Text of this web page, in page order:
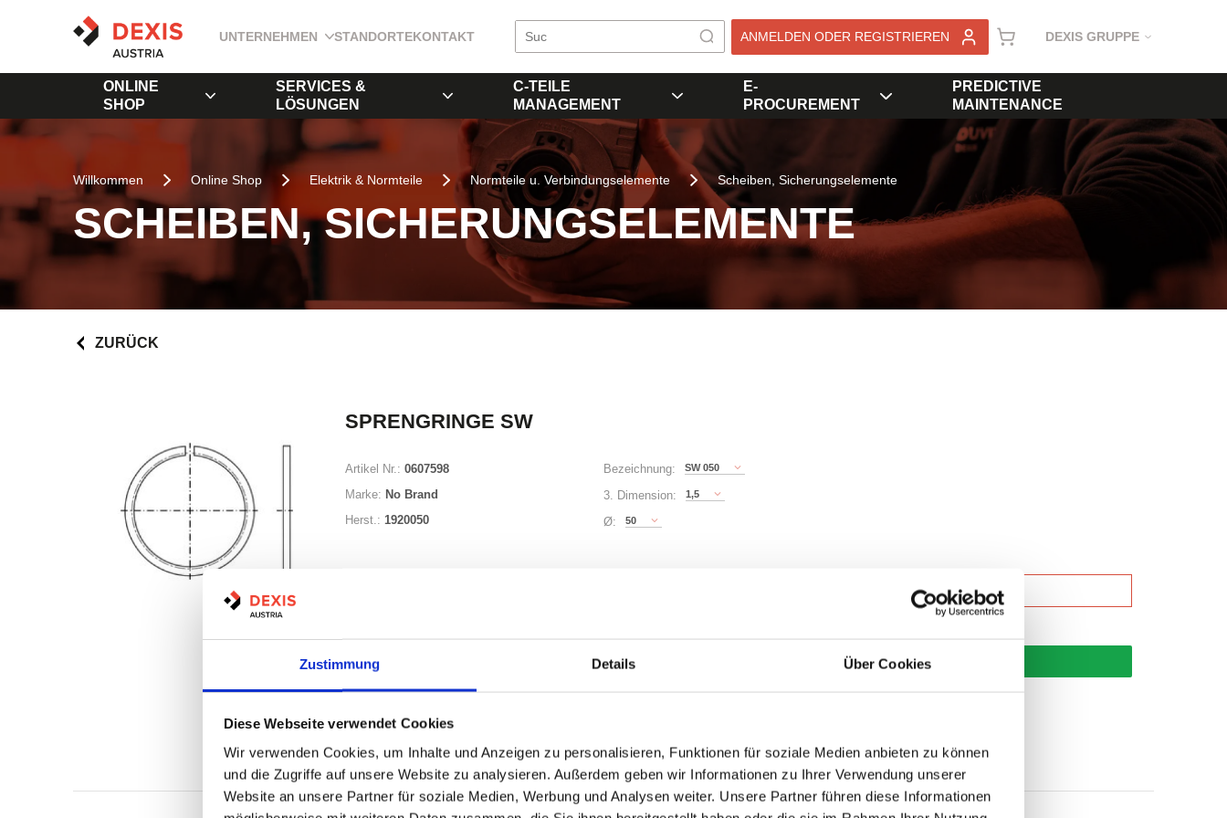
Zustimmung Details Über Cookies
Diese Webseite verwendet Cookies
Wir verwenden Cookies, um Inhalte und Anzeigen zu personalisieren, Funktionen für soziale Medien anbieten zu können
und die Zugriffe auf unsere Website zu analysieren. Außerdem geben wir Informationen zu Ihrer Verwendung unserer
Website an unsere Partner für soziale Medien, Werbung und Analysen weiter. Unsere Partner führen diese Informationen
UNTERNEHMEN STANDORTEKONTAKT ANMELDEN ODER REGISTRIEREN DEXIS GRUPPE
ONLINE
SHOP
SERVICES &
LÖSUNGEN
C-TEILE
MANAGEMENT
E-
PROCUREMENT
PREDICTIVE
MAINTENANCE
Willkommen Online Shop Elektrik & Normteile Normteile u. Verbindungselemente Scheiben, Sicherungselemente
SCHEIBEN, SICHERUNGSELEMENTE
ZURÜCK
SPRENGRINGE SW
Artikel Nr.: 0607598
Marke: No Brand
Herst.: 1920050
Bezeichnung: SW 050
3. Dimension: 1,5
Ø: 50
Nicht auf Lager
Print